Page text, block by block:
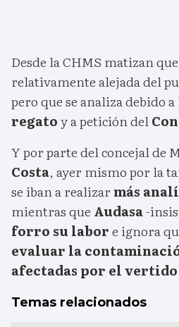
Desde la CHMS matizan
relativamente alejada del
pero que se analiza debido a
regatoy a petición del
Y por parte del concejal de
Costa, ayer mismo por la
se iban a realizarmás
mientras que Audasa-
forro su labore ignora
evaluar la
afectadas por el vertido
Temas relacionados